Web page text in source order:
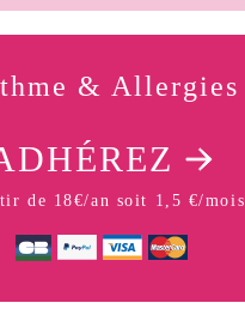
& Allergies
de 18€/an soit 1,5 €/mois